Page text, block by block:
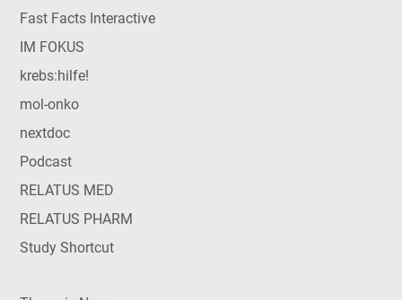
Fast Facts Interactive
IM FOKUS
krebs:hilfe!
mol-onko
nextdoc
Podcast
RELATUS MED
RELATUS PHARM
Study Shortcut